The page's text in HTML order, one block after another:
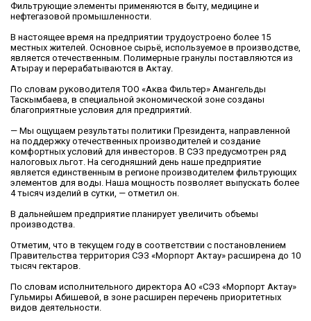
Фильтрующие элементы применяются в быту, медицине и
нефтегазовой промышленности.
В настоящее время на предприятии трудоустроено более 15
местных жителей. Основное сырьё, используемое в производстве,
является отечественным. Полимерные гранулы поставляются из
Атырау и перерабатываются в Актау.
По словам руководителя ТОО «Аква Фильтер» Амангельды
Таскымбаева, в специальной экономической зоне созданы
благоприятные условия для предприятий.
— Мы ощущаем результаты политики Президента, направленной
на поддержку отечественных производителей и создание
комфортных условий для инвесторов. В СЭЗ предусмотрен ряд
налоговых льгот. На сегодняшний день наше предприятие
является единственным в регионе производителем фильтрующих
элементов для воды. Наша мощность позволяет выпускать более
4 тысяч изделий в сутки, — отметил он.
В дальнейшем предприятие планирует увеличить объемы
производства.
Отметим, что в текущем году в соответствии с постановлением
Правительства территория СЭЗ «Морпорт Актау» расширена до 10
тысяч гектаров.
По словам исполнительного директора АО «СЭЗ «Морпорт Актау»
Гульмиры Абишевой, в зоне расширен перечень приоритетных
видов деятельности.